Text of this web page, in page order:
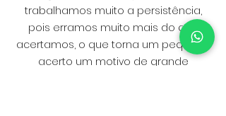
trabalhamos muito a persistência,
pois erramos muito mais do que
acertamos, o que torna um pequeno
acerto um motivo de grande